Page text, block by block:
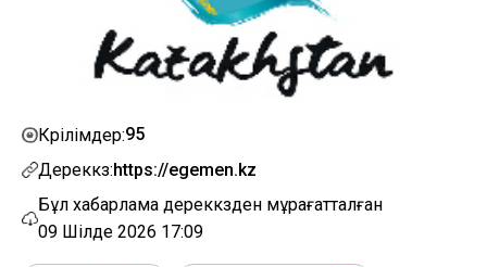
Көрілімдер:95
Дереккөз:https://egemen.kz
Бұл хабарлама дереккөзден мұрағатталған
09 Шілде 2026 17:09